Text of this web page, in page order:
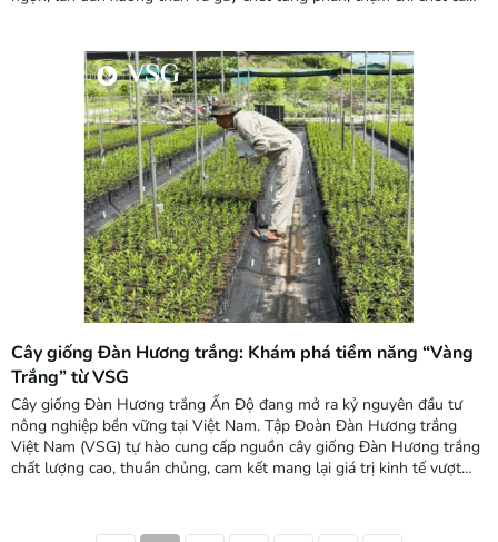
Cây giống Đàn Hương trắng: Khám phá tiềm năng “Vàng
Trắng” từ VSG
Cây giống Đàn Hương trắng Ấn Độ đang mở ra kỷ nguyên đầu tư
nông nghiệp bền vững tại Việt Nam. Tập Đoàn Đàn Hương trắng
Việt Nam (VSG) tự hào cung cấp nguồn cây giống Đàn Hương trắng
chất lượng cao, thuần chủng, cam kết mang lại giá trị kinh tế vượt